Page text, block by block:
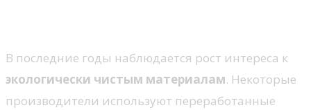
В последние годы наблюдается рост интереса к
экологически чистым материалам. Некоторые
производители используют переработанные